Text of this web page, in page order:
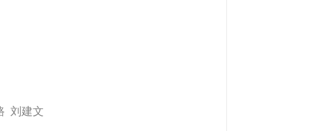
刘建文